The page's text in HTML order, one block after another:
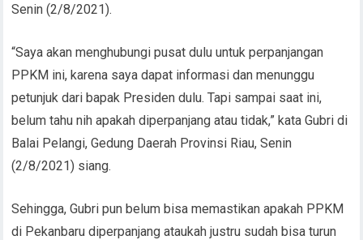
Senin (2/8/2021).
“Saya akan menghubungi pusat dulu untuk perpanjangan
PPKM ini, karena saya dapat informasi dan menunggu
petunjuk dari bapak Presiden dulu. Tapi sampai saat ini,
belum tahu nih apakah diperpanjang atau tidak,” kata Gubri di
Balai Pelangi, Gedung Daerah Provinsi Riau, Senin
(2/8/2021) siang.
Sehingga, Gubri pun belum bisa memastikan apakah PPKM
di Pekanbaru diperpanjang ataukah justru sudah bisa turun